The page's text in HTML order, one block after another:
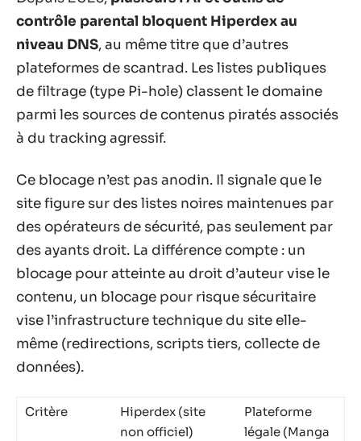
contrôle parental bloquent Hiperdex au
niveau DNS, au même titre que d’autres
plateformes de scantrad. Les listes publiques
de filtrage (type Pi-hole) classent le domaine
parmi les sources de contenus piratés associés
à du tracking agressif.
Ce blocage n’est pas anodin. Il signale que le
site figure sur des listes noires maintenues par
des opérateurs de sécurité, pas seulement par
des ayants droit. La différence compte : un
blocage pour atteinte au droit d’auteur vise le
contenu, un blocage pour risque sécuritaire
vise l’infrastructure technique du site elle-
même (redirections, scripts tiers, collecte de
données).
Critère
Hiperdex (site
non officiel)
Plateforme
légale (Manga